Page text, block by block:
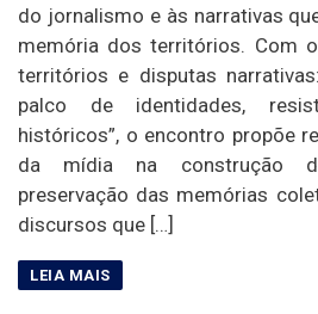
do jornalismo e às narrativas
memória dos territórios. Com
territórios e disputas
palco de identidades,
históricos”, o encontro propõe
da mídia na construção
preservação das memórias
discursos que […]